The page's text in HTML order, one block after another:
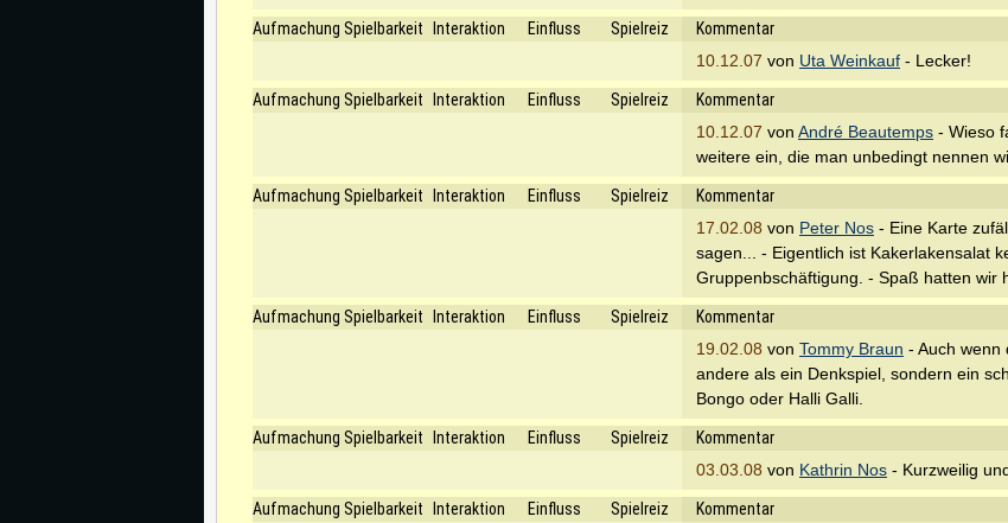
Aufmachung Spielbarkeit Interaktion Einfluss Spielreiz
Kommentar
10.12.07 von Uta Weinkauf - Lecker!
Aufmachung Spielbarkeit Interaktion Einfluss Spielreiz
Kommentar
10.12.07 von André Beautemps - Wieso
weitere ein, die man unbedingt nennen
Aufmachung Spielbarkeit Interaktion Einfluss Spielreiz
Kommentar
17.02.08 von Peter Nos - Eine Karte
sagen... - Eigentlich ist Kakerlakensalat
Gruppenbschäftigung. - Spaß hatten wir
Aufmachung Spielbarkeit Interaktion Einfluss Spielreiz
Kommentar
19.02.08 von Tommy Braun - Auch wenn
andere als ein Denkspiel, sondern ein
Bongo oder Halli Galli.
Aufmachung Spielbarkeit Interaktion Einfluss Spielreiz
Kommentar
03.03.08 von Kathrin Nos - Kurzweilig
Aufmachung Spielbarkeit Interaktion Einfluss Spielreiz
Kommentar